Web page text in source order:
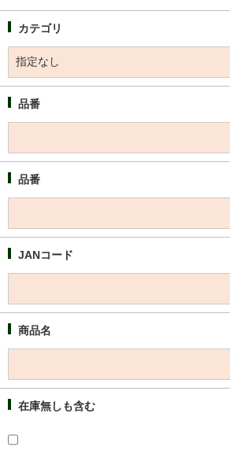
カテゴリ
品番
品番
JANコード
商品名
在庫無しも含む